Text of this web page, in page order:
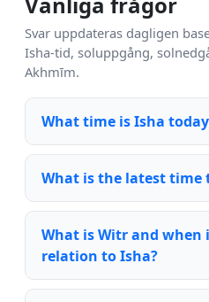
Svar uppdateras dagligen
Isha-tid, soluppgång,
Akhmīm.
What time is Isha
What is the latest time
What is Witr and when
relation to Isha?